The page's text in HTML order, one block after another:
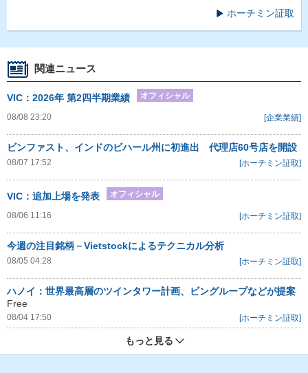
ホーチミン証取
関連ニュース
VIC：2026年 第2四半期業績 オフィシャル
08/08 23:20 [企業業績]
ビンファスト、インドのビハール州に初進出 代理店60号店を開設
08/07 17:52 [ホーチミン証取]
VIC：追加上場を発表 オフィシャル
08/06 11:16 [ホーチミン証取]
今週の注目銘柄－Vietstockによるテクニカル分析
08/05 04:28 [ホーチミン証取]
ハノイ：世界最高層のツインタワー計画、ビングループなどが提案
Free
08/04 17:50 [ホーチミン証取]
もっと見る